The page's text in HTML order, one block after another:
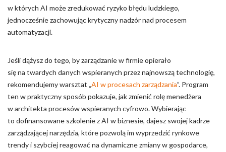
w których AI może zredukować ryzyko błędu ludzkiego,
jednocześnie zachowując krytyczny nadzór nad procesem
automatyzacji.
Jeśli dążysz do tego, by zarządzanie w firmie opierało
się na twardych danych wspieranych przez najnowszą technologię,
rekomendujemy warsztat „AI w procesach zarządzania”. Program
ten w praktyczny sposób pokazuje, jak zmienić rolę menedżera
w architekta procesów wspieranych cyfrowo. Wybierając
to dofinansowane szkolenie z AI w biznesie, dajesz swojej kadrze
zarządzającej narzędzia, które pozwolą im wyprzedzić rynkowe
trendy i szybciej reagować na dynamiczne zmiany w gospodarce,